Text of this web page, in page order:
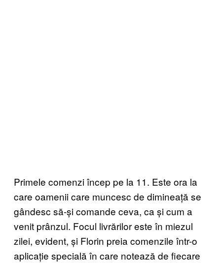
Primele comenzi încep pe la 11. Este ora la
care oamenii care muncesc de dimineață se
gândesc să-și comande ceva, ca și cum a
venit prânzul. Focul livrărilor este în miezul
zilei, evident, și Florin preia comenzile într-o
aplicație specială în care notează de fiecare